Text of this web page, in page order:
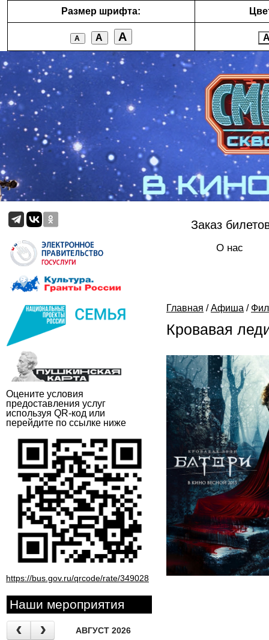
Размер шрифта:
А А А
Оцените условия
предоставления услуг
используя QR-код или
перейдите по ссылке ниже
https://bus.gov.ru/qrcode/rate/349028
Наши мероприятия
АВГУСТ 2026
Заказ
О нас
Главная / Афиша /
Кровавая